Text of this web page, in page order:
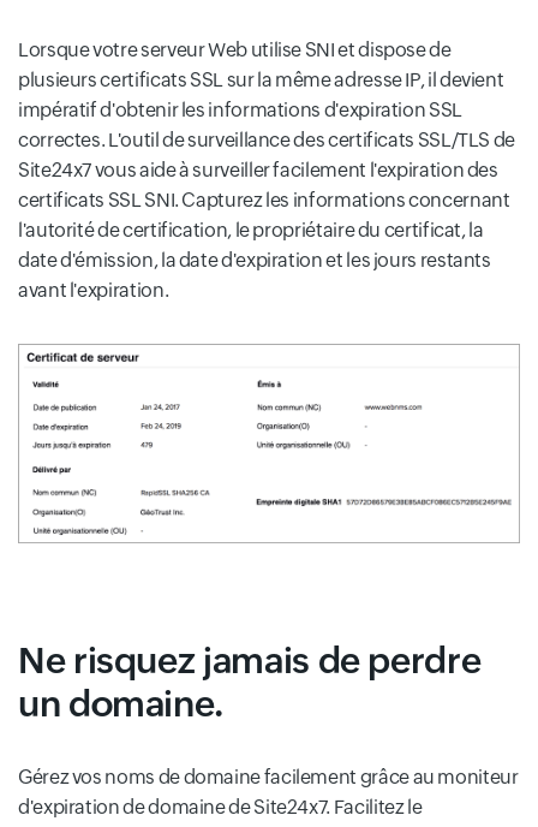
Lorsque votre serveur Web utilise SNI et dispose de
plusieurs certificats SSL sur la même adresse IP, il devient
impératif d'obtenir les informations d'expiration SSL
correctes. L'outil de surveillance des certificats SSL/TLS de
Site24x7 vous aide à surveiller facilement l'expiration des
certificats SSL SNI. Capturez les informations concernant
l'autorité de certification, le propriétaire du certificat, la
date d'émission, la date d'expiration et les jours restants
avant l'expiration.
Ne risquez jamais de perdre
un domaine.
Gérez vos noms de domaine facilement grâce au moniteur
d'expiration de domaine de Site24x7. Facilitez le